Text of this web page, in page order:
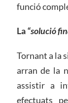
funció
La“solució
Tornant a la
arran de la
assistir a
efectuats